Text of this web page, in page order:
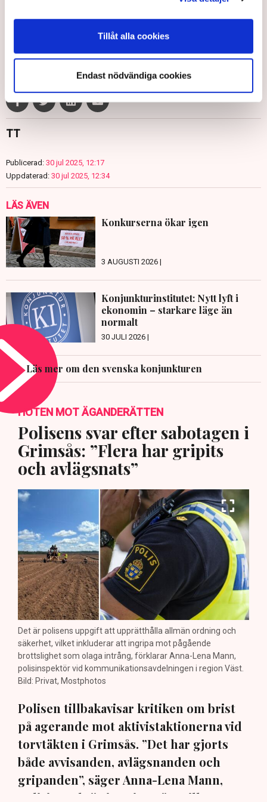
Tillåt alla cookies
Endast nödvändiga cookies
Inflation Ekonomi Detaljhandel SEB
Konjunkturinstitutet
TT
Publicerad: 30 jul 2025, 12:17
Uppdaterad: 30 jul 2025, 12:34
LÄS ÄVEN
Konkurserna ökar igen
3 AUGUSTI 2026 |
Konjunkturinstitutet: Nytt lyft i
ekonomin – starkare läge än
normalt
30 JULI 2026 |
Läs mer om den svenska konjunkturen
HOTEN MOT ÄGANDERÄTTEN
Polisens svar efter sabotagen i
Grimsås: ”Flera har gripits
och avlägsnats”
Det är polisens uppgift att upprätthålla allmän ordning och
säkerhet, vilket inkluderar att ingripa mot pågående
brottslighet som olaga intrång, förklarar Anna-Lena Mann,
polisinspektör vid kommunikationsavdelningen i region Väst.
Bild: Privat, Mostphotos
Polisen tillbakavisar kritiken om brist
på agerande mot aktivistaktionerna vid
torvtäkten i Grimsås. ”Det har gjorts
både avvisanden, avlägsnanden och
gripanden”, säger Anna-Lena Mann,
polisinspektör i region Väst, till TN.